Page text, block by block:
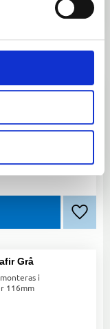
Lägg
för 38T
effektivt.
Lägg
Grå
i
116mm